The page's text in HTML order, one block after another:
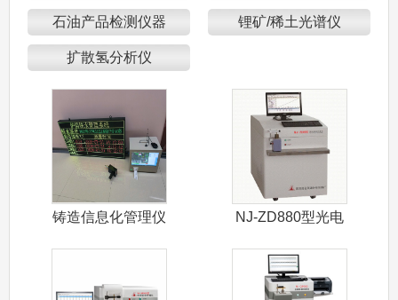
石油产品检测仪器 锂矿/稀土光谱仪
扩散氢分析仪
铸造信息化管理仪
NJ-ZD880型光电